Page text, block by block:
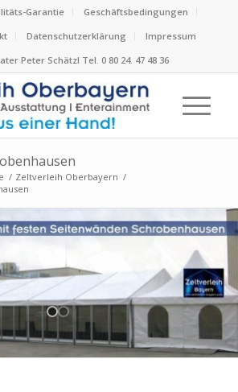
Garantie
Geschäftsbedingungen
Datenschutzerklärung
Impressum
Peter Schätzl Tel. 0 80 24. 47 48 36
/ Zeltverleih Oberbayern /